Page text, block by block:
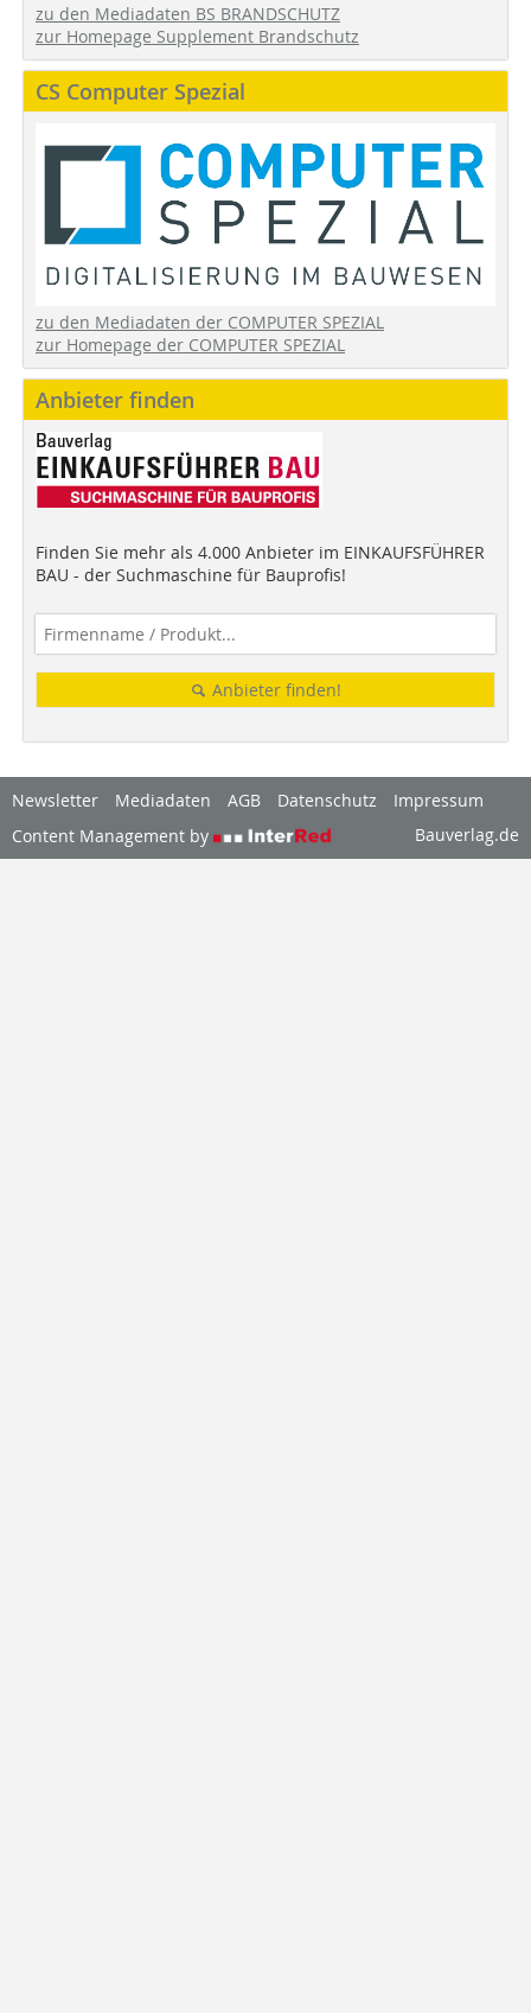
zu den Mediadaten BS BRANDSCHUTZ
zur Homepage Supplement Brandschutz
CS Computer Spezial
zu den Mediadaten der COMPUTER SPEZIAL
zur Homepage der COMPUTER SPEZIAL
Anbieter finden
Finden Sie mehr als 4.000 Anbieter im EINKAUFSFÜHRER
BAU - der Suchmaschine für Bauprofis!
Anbieter finden!
Newsletter Mediadaten AGB Datenschutz
Impressum
Content Management by
Bauverlag.de